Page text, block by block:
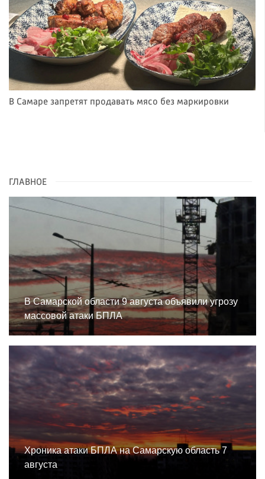
В Самаре запретят продавать мясо без маркировки
ГЛАВНОЕ
В Самарской области 9 августа объявили угрозу
массовой атаки БПЛА
Хроника атаки БПЛА на Самарскую область 7
августа